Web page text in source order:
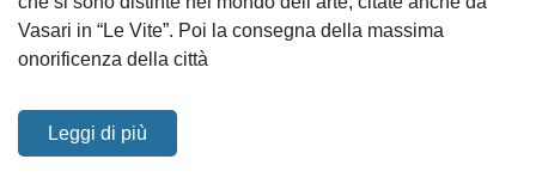
Vasari in “Le Vite”. Poi la consegna della massima
onorificenza della città
Leggi di più